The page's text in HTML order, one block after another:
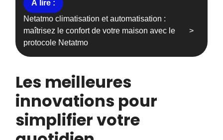
Netatmo climatisation et automatisation :
maîtrisez le confort de votre maison avec le
protocole Netatmo
Les meilleures
innovations pour
simplifier votre